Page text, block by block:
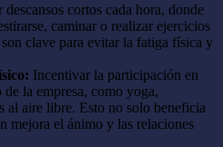
descansos cortos cada hora, donde
caminar o realizar ejercicios
clave para evitar la fatiga física y
Incentivar la participación en
la empresa, como yoga,
al aire libre. Esto no solo beneficia
mejora el ánimo y las relaciones